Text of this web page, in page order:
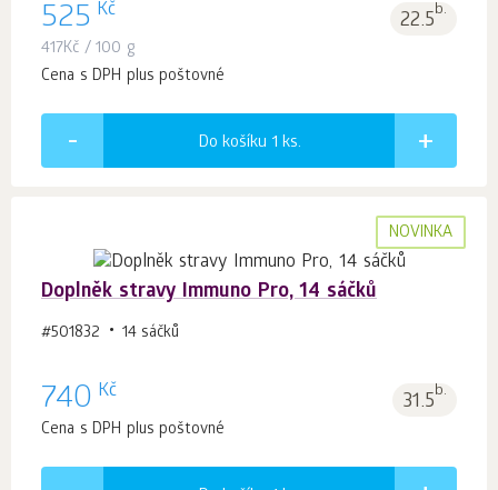
525 Kč 22.5b.
417Kč / 100 g
Cena s DPH plus poštovné
Do košíku 1 ks.
NOVINKA
Doplněk stravy Immuno Pro, 14 sáčků
#501832 14 sáčků
740 Kč 31.5b.
Cena s DPH plus poštovné